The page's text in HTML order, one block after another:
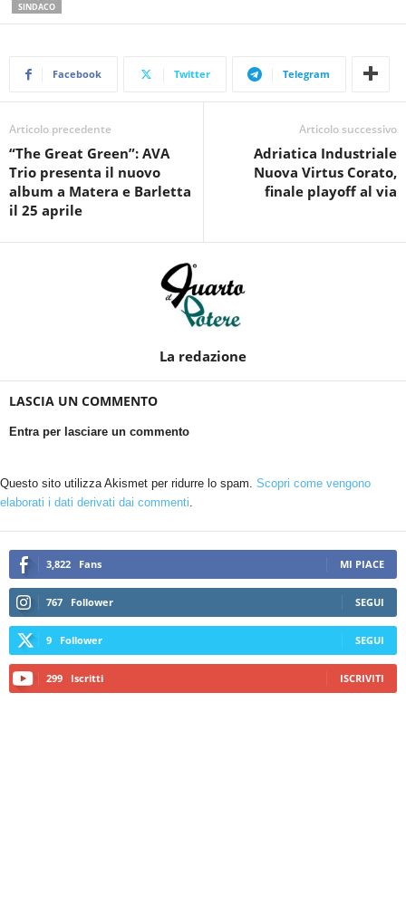
SINDACO
Facebook Twitter Telegram
Articolo precedente
“The Great Green”: AVA
Trio presenta il nuovo
album a Matera e Barletta
il 25 aprile
Articolo successivo
Adriatica Industriale
Nuova Virtus Corato,
finale playoff al via
La redazione
LASCIA UN COMMENTO
Entra per lasciare un commento
Questo sito utilizza Akismet per ridurre lo spam. Scopri come vengono
elaborati i dati derivati dai commenti.
3,822 Fans MI PIACE
767 Follower SEGUI
9 Follower SEGUI
299 Iscritti ISCRIVITI